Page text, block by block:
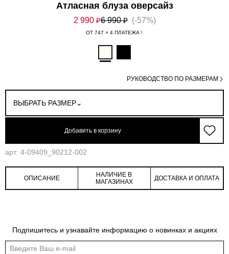
Атласная блуза оверсайз
2 990 ₽6 990₽ (-57%)
ОТ 747 × 4 ПЛАТЕЖА
ВЫБРАТЬ РАЗМЕР
РУКОВОДСТВО ПО РАЗМЕРАМ
Добавить в корзину
арт: 4-09409_90212-002
ОПИСАНИЕ
НАЛИЧИЕ В
МАГАЗИНАХ
ДОСТАВКА И ОПЛАТА
Подпишитесь и узнавайте информацию о новинках и акциях